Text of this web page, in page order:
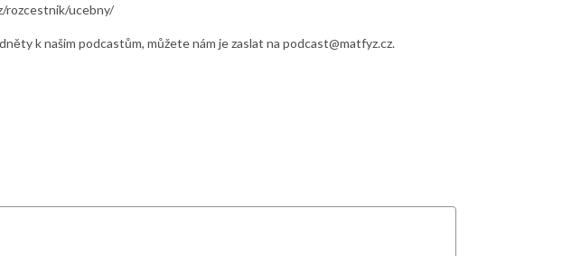
rozcestnik/ucebny/
k našim podcastům, můžete nám je zaslat na podcast@matfyz.cz.